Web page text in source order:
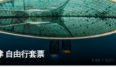
自由行套票